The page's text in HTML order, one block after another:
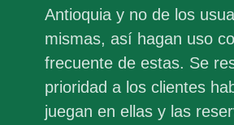
Antioquia y no de los
mismas, así hagan uso
frecuente de estas. Se
prioridad a los clientes
juegan en ellas y las